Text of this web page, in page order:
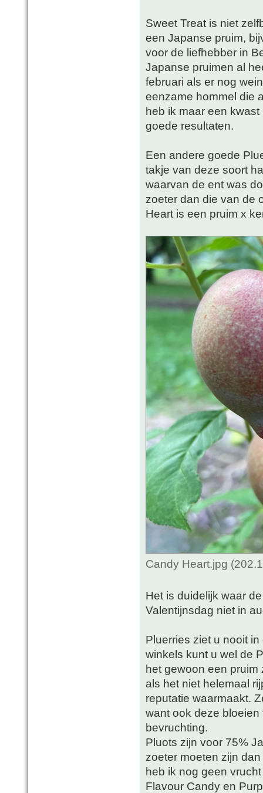
Sweet Treat is niet
een Japanse pruim,
voor de liefhebber in
Japanse pruimen al
februari als er nog
eenzame hommel die
heb ik maar een
goede resultaten.
Een andere goede
takje van deze soort
waarvan de ent was
zoeter dan die van de
Heart is een pruim x
Candy Heart.jpg
Het is duidelijk waar
Valentijnsdag niet in
Pluerries ziet u nooit
winkels kunt u wel de
het gewoon een pruim
als het niet helemaal
reputatie waarmaakt.
want ook deze
bevruchting.
Pluots zijn voor 75%
zoeter moeten zijn
heb ik nog geen
Flavour Candy en